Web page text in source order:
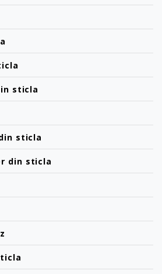
sticla
sticla
din sticla